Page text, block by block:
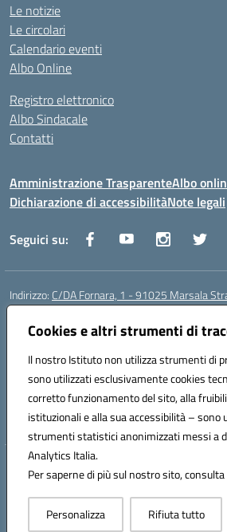
Cookies e altri strumenti di
Il nostro Istituto non utilizza strumenti di
sono utilizzati esclusivamente cookies
corretto funzionamento del sito, alla
istituzionali e alla sua accessibilità – sono
strumenti statistici anonimizzati messi a
Analytics Italia.
Per saperne di più sul nostro sito,
Personalizza Rifiuta tutto
Le notizie
Le circolari
Calendario eventi
Albo Online
Registro elettronico
Albo Sindacale
Contatti
Amministrazione TrasparenteAlbo
Dichiarazione di accessibilitàNote legali
Seguici su:
Indirizzo: C/DA Fornara, 1 - 91025 Marsala
Centralino:
Posta elettronica certificata (PEC):
Codice fiscale: 82006360810
Codice meccanografico:TPIC81600V
Codice Indice delle Pubbliche Amministrazioni
Codice unico di fatturazione (CUF): UFODYY
Hosting & Powered by 3D
Concept & Design by